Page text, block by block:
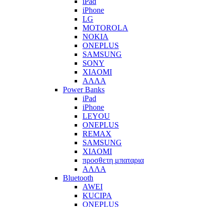
iPhone
LG
MOTOROLA
NOKIA
ONEPLUS
SAMSUNG
SONY
XIAOMI
ΑΛΛΑ
Power Banks
iPad
iPhone
LEYOU
ONEPLUS
REMAX
SAMSUNG
XIAOMI
προσθετη μπαταρια
ΑΛΛΑ
Bluetooth
AWEI
KUCIPA
ONEPLUS